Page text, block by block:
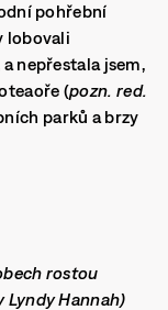
pohřební
lobovali
nepřestala jsem,
(pozn. red.
parků a brzy
rostou
Hannah)